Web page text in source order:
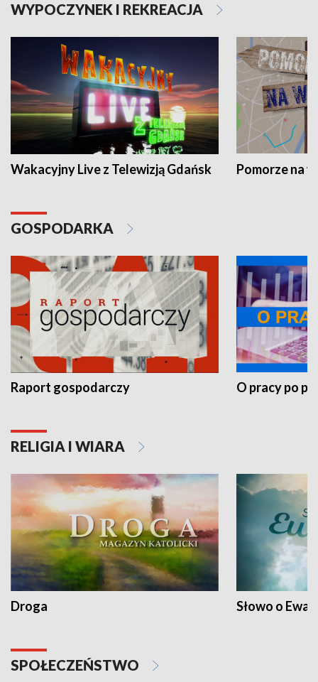
WYPOCZYNEK I REKREACJA
Wakacyjny Live z Telewizją Gdańsk Pomorze na
GOSPODARKA
Raport gospodarczy O pracy po
RELIGIA I WIARA
Droga Słowo o
SPOŁECZEŃSTWO